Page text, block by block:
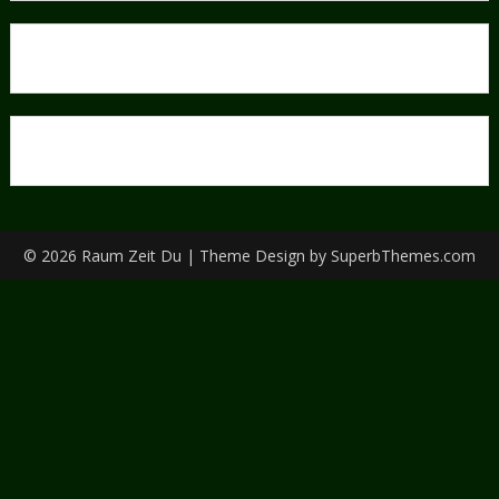
© 2026 Raum Zeit Du | Theme Design by SuperbThemes.com